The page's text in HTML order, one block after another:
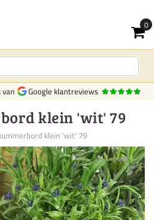
van Google klantreviews
klein 'wit' 79
klein 'wit' 79